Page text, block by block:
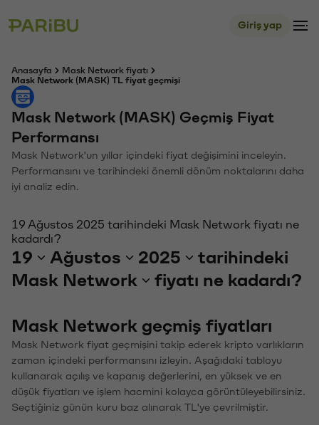
Giriş yap
Anasayfa
Mask Network fiyatı
Mask Network (MASK) TL fiyat geçmişi
Mask Network (MASK) Geçmiş Fiyat
Performansı
Mask Network'un yıllar içindeki fiyat değişimini inceleyin.
Performansını ve tarihindeki önemli dönüm noktalarını daha
iyi analiz edin.
19 Ağustos 2025 tarihindeki Mask Network fiyatı ne
kadardı?
19 Ağustos 2025
tarihindeki
Mask Network
fiyatı ne kadardı?
Mask Network geçmiş fiyatları
Mask Network fiyat geçmişini takip ederek kripto varlıkların
zaman içindeki performansını izleyin. Aşağıdaki tabloyu
kullanarak açılış ve kapanış değerlerini, en yüksek ve en
düşük fiyatları ve işlem hacmini kolayca görüntüleyebilirsiniz.
Seçtiğiniz günün kuru baz alınarak TL'ye çevrilmiştir.